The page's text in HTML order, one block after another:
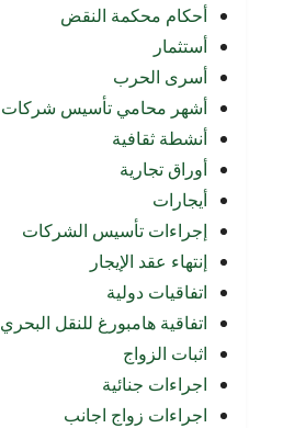
أحكام محكمة النقض
أستثمار
أسرى الحرب
أشهر محامي تأسيس شركات
أنشطة ثقافية
أوراق تجارية
أيجارات
إجراءات تأسيس الشركات
إنتهاء عقد الإيجار
اتفاقيات دولية
اتفاقية هامبورغ للنقل البحري
اثبات الزواج
اجراءات جنائية
اجراءات زواج اجانب